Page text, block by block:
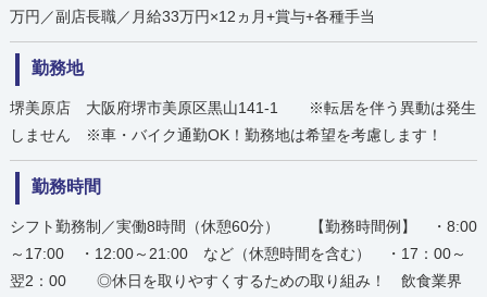
万円／副店長職／月給33万円×12ヵ月+賞与+各種手当
勤務地
堺美原店 大阪府堺市美原区黒山141-1 ※転居を伴う異動は発生
しません ※車・バイク通勤OK！勤務地は希望を考慮します！
勤務時間
シフト勤務制／実働8時間（休憩60分） 【勤務時間例】 ・8:00
～17:00 ・12:00～21:00 など（休憩時間を含む） ・17：00～
翌2：00 ◎休日を取りやすくするための取り組み！ 飲食業界